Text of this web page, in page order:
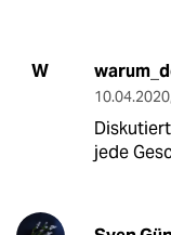
W
10.04.2020,
jede